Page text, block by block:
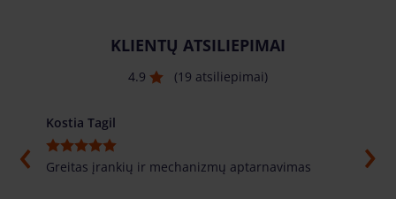
KLIENTŲ ATSILIEPIMAI
4.9 (19 atsiliepimai)
Kostia Tagil
Greitas įrankių ir mechanizmų aptarnavimas